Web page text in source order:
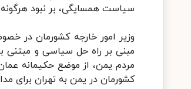
سیاست همسایگی، بر نبود
وزیر امور خارجه کشورمان در
مبنی بر راه حل سیاسی و
مردم یمن، از موضع حکیمانه
کشورمان در یمن به تهران برای